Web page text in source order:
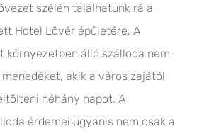
szélén találhatunk rá a
Hotel Lövér épületére. A
környezetben álló szálloda nem
akik a város zajától
néhány napot. A
érdemei ugyanis nem csak a